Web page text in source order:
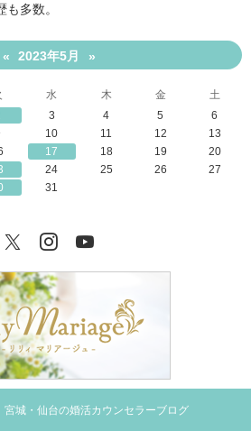
多数。
« 2023年5月 »
水 木 金
土
3 4 5
6
10 11 12
13
17 18 19
20
24 25 26
27
31
TwitterInstagram
宮城・仙台の婚活カウンセラーブログ